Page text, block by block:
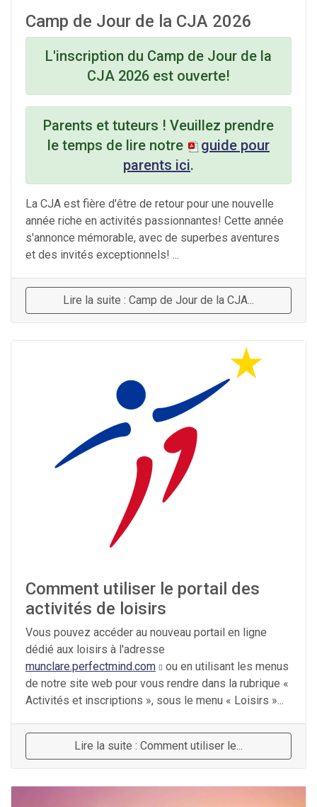
Camp de Jour de la CJA 2026
L'inscription du Camp de Jour de la
CJA 2026 est ouverte!
Parents et tuteurs ! Veuillez prendre
le temps de lire notre
guide pour
parents ici.
La CJA est fière d'être de retour pour une nouvelle
année riche en activités passionnantes! Cette année
s'annonce mémorable, avec de superbes aventures
et des invités exceptionnels! ...
Lire la suite : Camp de Jour de la CJA...
Comment utiliser le portail des
activités de loisirs
Vous pouvez accéder au nouveau portail en ligne
dédié aux loisirs à l'adresse
munclare.perfectmind.com
ou en utilisant les menus
de notre site web pour vous rendre dans la rubrique «
Activités et inscriptions », sous le menu « Loisirs »...
Lire la suite : Comment utiliser le...